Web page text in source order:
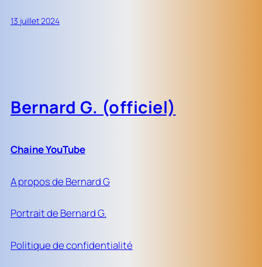
13 juillet 2024
Bernard G. (officiel)
Chaine YouTube
A propos de Bernard G
Portrait de Bernard G.
Politique de confidentialité